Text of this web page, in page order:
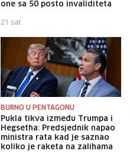
one sa 50 posto invaliditeta
21 sat
BURNO U PENTAGONU
Pukla tikva između Trumpa i
Hegsetha: Predsjednik napao
ministra rata kad je saznao
koliko je raketa na zalihama